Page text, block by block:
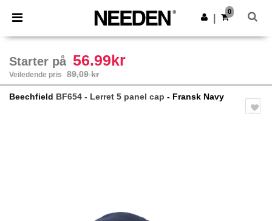
× Needen-app
Bedre priser i appen!
Last ned app
0
Starter på 56.99kr
Veiledende pris 89,09 kr
Beechfield BF654 - Lerret 5 panel cap - Fransk Navy